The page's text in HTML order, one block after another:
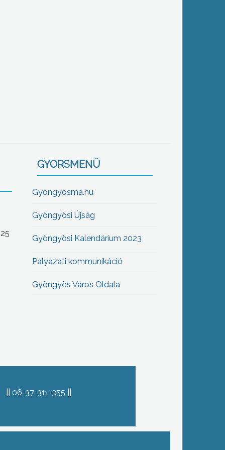
GYORSMENÜ
Gyöngyösma.hu
Gyöngyösi Újság
Gyöngyösi Kalendárium 2023
Pályázati kommunikáció
Gyöngyös Város Oldala
06-37-311-355